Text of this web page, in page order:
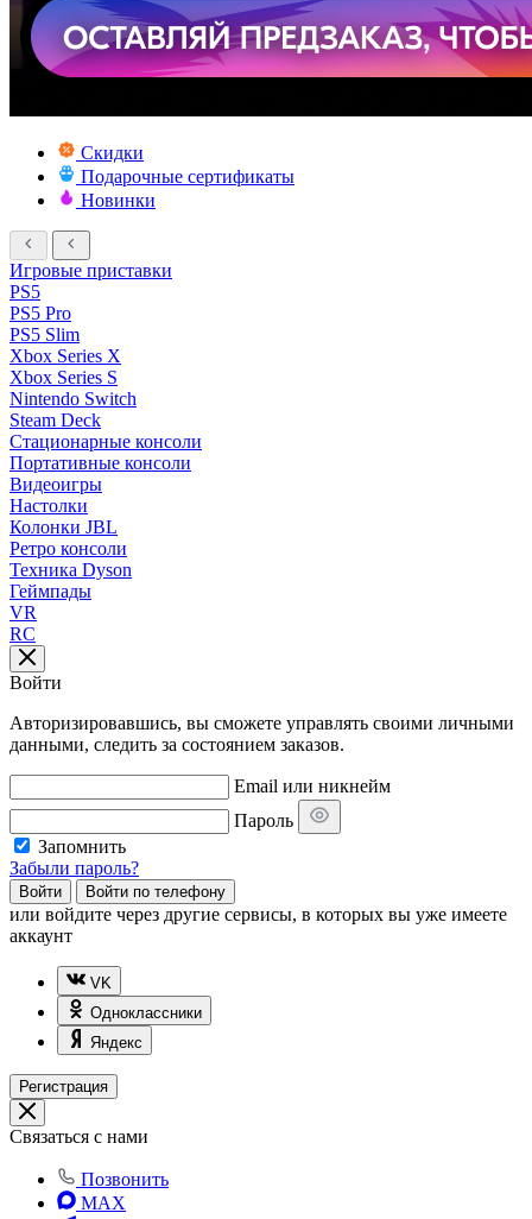
Скидки
Подарочные сертификаты
Новинки
Игровые приставки
PS5
PS5 Pro
PS5 Slim
Xbox Series X
Xbox Series S
Nintendo Switch
Steam Deck
Стационарные консоли
Портативные консоли
Видеоигры
Настолки
Колонки JBL
Ретро консоли
Техника Dyson
Геймпады
VR
RC
Войти
Авторизировавшись, вы сможете управлять своими личными
данными, следить за состоянием заказов.
Email или никнейм
Пароль
Запомнить
Забыли пароль?
Войти Войти по телефону
или войдите через другие сервисы, в которых вы уже имеете
аккаунт
VK
Одноклассники
Яндекс
Регистрация
Связаться с нами
Позвонить
MAX